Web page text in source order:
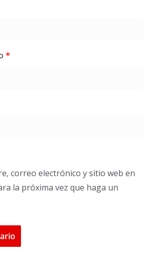
*
correo electrónico y sitio web en
la próxima vez que haga un